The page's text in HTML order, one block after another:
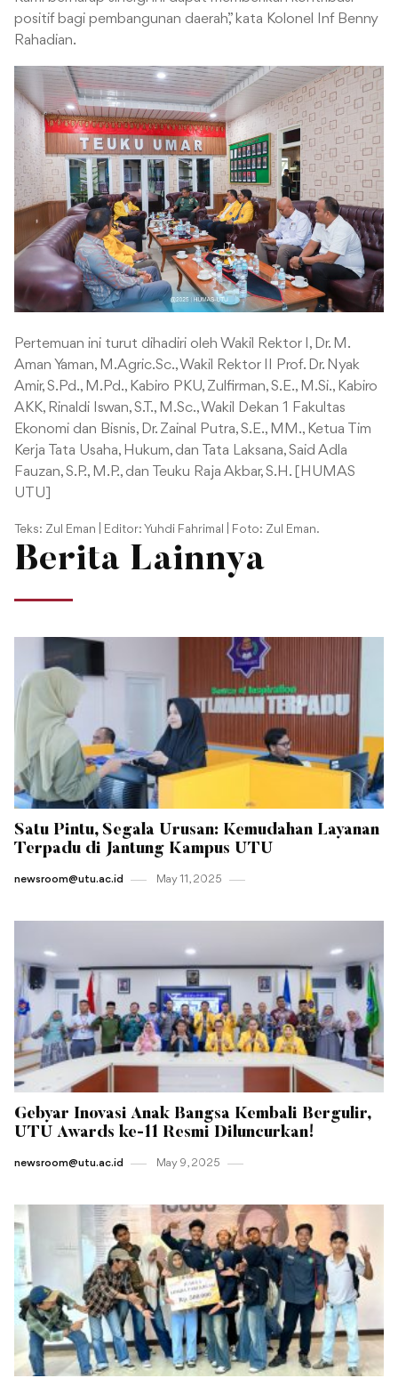
positif bagi pembangunan daerah,” kata Kolonel Inf Benny
Rahadian.
Pertemuan ini turut dihadiri oleh Wakil Rektor I, Dr. M.
Aman Yaman, M.Agric.Sc., Wakil Rektor II Prof. Dr. Nyak
Amir, S.Pd., M.Pd., Kabiro PKU, Zulfirman, S.E., M.Si., Kabiro
AKK, Rinaldi Iswan, S.T., M.Sc., Wakil Dekan 1 Fakultas
Ekonomi dan Bisnis, Dr. Zainal Putra, S.E., MM., Ketua Tim
Kerja Tata Usaha, Hukum, dan Tata Laksana, Said Adla
Fauzan, S.P., M.P., dan Teuku Raja Akbar, S.H. [HUMAS
UTU]
Teks: Zul Eman | Editor: Yuhdi Fahrimal | Foto: Zul Eman.
Berita Lainnya
Satu Pintu, Segala Urusan: Kemudahan Layanan
Terpadu di Jantung Kampus UTU
newsroom@utu.ac.id May 11 , 2025
Gebyar Inovasi Anak Bangsa Kembali Bergulir,
UTU Awards ke-11 Resmi Diluncurkan!
newsroom@utu.ac.id May 9 , 2025